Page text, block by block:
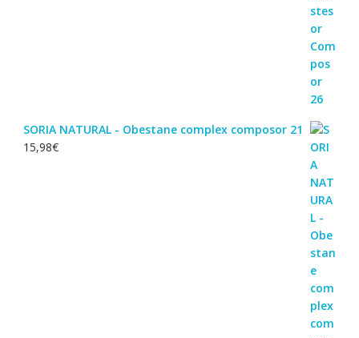
SORIA NATURAL - Obestane complex composor 21
15,98€